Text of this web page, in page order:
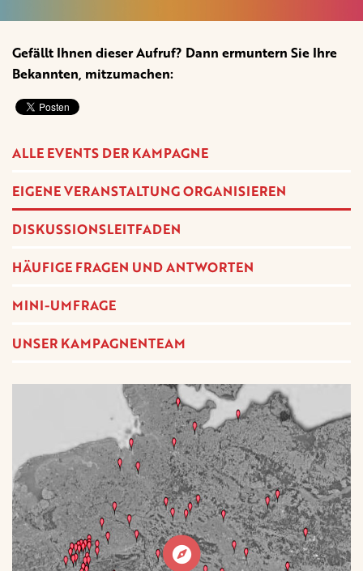
Gefällt Ihnen dieser Aufruf? Dann ermuntern Sie Ihre
Bekannten, mitzumachen:
ALLE EVENTS DER KAMPAGNE
EIGENE VERANSTALTUNG ORGANISIEREN
DISKUSSIONSLEITFADEN
HÄUFIGE FRAGEN UND ANTWORTEN
MINI-UMFRAGE
UNSER KAMPAGNENTEAM